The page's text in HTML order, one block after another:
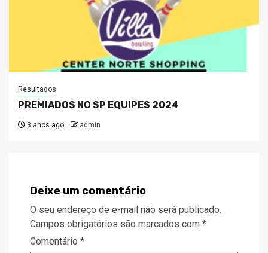
Resultados
PREMIADOS NO SP EQUIPES 2024
3 anos ago admin
Deixe um comentário
O seu endereço de e-mail não será publicado.
Campos obrigatórios são marcados com *
Comentário *